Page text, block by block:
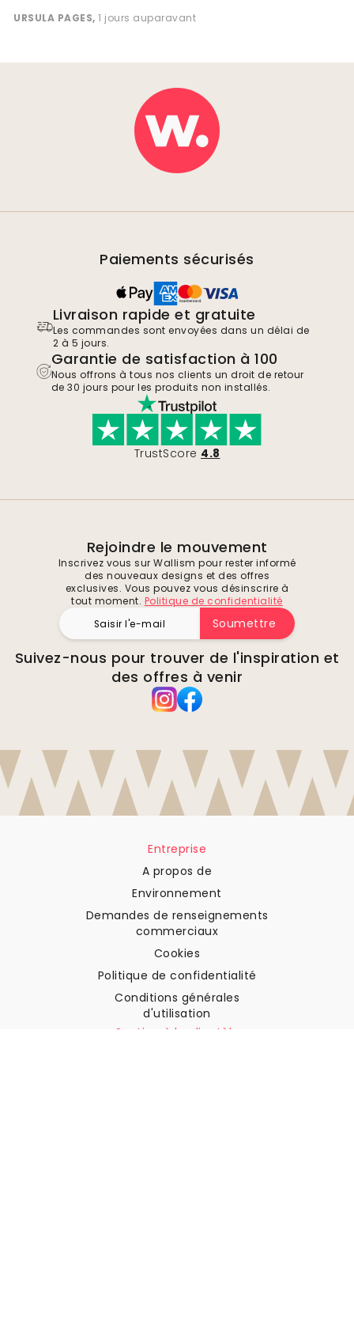
URSULA PAGES, 1 jours auparavant
Paiements sécurisés
Livraison rapide et gratuite
Les commandes sont envoyées dans un délai de
2 à 5 jours.
Garantie de satisfaction à 100
Nous offrons à tous nos clients un droit de retour
de 30 jours pour les produits non installés.
TrustScore 4.8
Rejoindre le mouvement
Inscrivez vous sur Wallism pour rester informé
des nouveaux designs et des offres
exclusives. Vous pouvez vous désinscrire à
tout moment. Politique de confidentialité
Soumettre
Suivez-nous pour trouver de l'inspiration et
des offres à venir
Entreprise
A propos de
Environnement
Demandes de renseignements
commerciaux
Cookies
Politique de confidentialité
Conditions générales
d'utilisation
Soutien à la clientèle